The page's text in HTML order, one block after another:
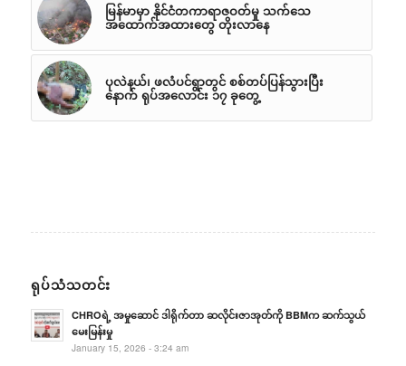
မြန်မာမှာ နိုင်ငံတကာရာဇဝတ်မှု သက်သေ
အထောက်အထားတွေ တိုးလာနေ
ပုလဲနယ်၊ ဖလံပင်ရွာတွင် စစ်တပ်ပြန်သွားပြီး
နောက် ရုပ်အလောင်း ၁၇ ခုတွေ့
ရုပ်သံသတင်း
CHROရဲ့ အမှုဆောင် ဒါရိုက်တာ ဆလိုင်းဇာအုတ်ကို BBMက ဆက်သွယ်
မေးမြန်းမှု
January 15, 2026 - 3:24 am